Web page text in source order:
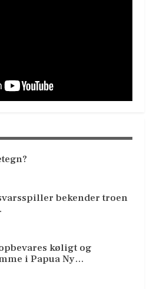
bekender troen
køligt og
i Papua Ny…